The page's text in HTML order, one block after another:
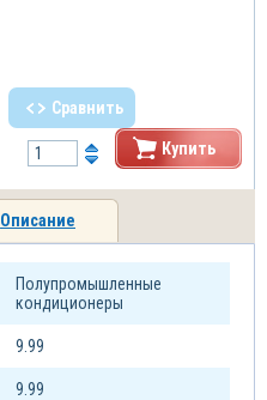
Сравнить
Купить
Описание
Полупромышленные
кондиционеры
9.99
9.99